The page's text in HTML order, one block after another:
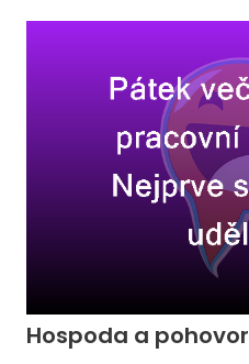
Hospoda a pohovor